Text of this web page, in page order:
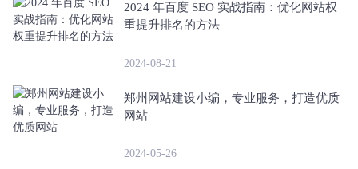
2024 年百度 SEO 实战指南：优化网站权
重提升排名的方法
2024-08-21
郑州网站建设小编，专业服务，打造优质
网站
2024-05-26